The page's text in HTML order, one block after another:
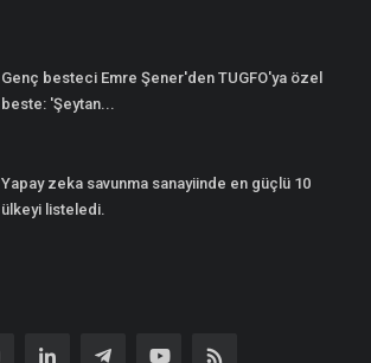
Genç besteci Emre Şener'den TUGFO'ya özel
beste: 'Şeytan...
Yapay zeka savunma sanayiinde en güçlü 10
ülkeyi listeledi.